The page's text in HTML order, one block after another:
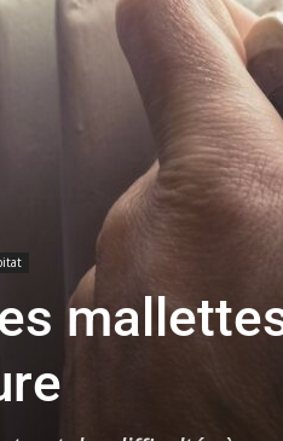
locale